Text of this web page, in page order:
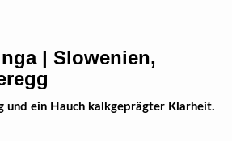
| Slowenien,
und ein Hauch kalkgeprägter Klarheit.